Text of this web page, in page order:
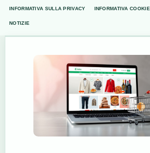
INFORMATIVA SULLA PRIVACY INFORMATIVA COOKIE
NOTIZIE